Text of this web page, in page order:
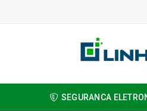
SEGURANCA